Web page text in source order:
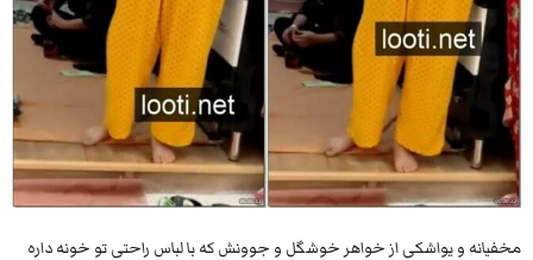
مخفیانه و یواشکی از خواهر خوشگل و جوونش که با لباس راحتی تو خونه داره